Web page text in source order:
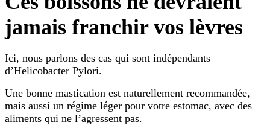
jamais franchir vos lèvres
Ici, nous parlons des cas qui sont indépendants
d’Helicobacter Pylori.
Une bonne mastication est naturellement recommandée,
mais aussi un régime léger pour votre estomac, avec des
aliments qui ne l’agressent pas.